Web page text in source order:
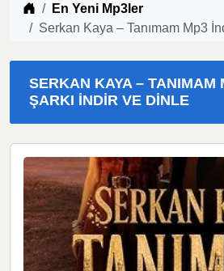
Müzik indir
En Yeni Mp3ler
Serkan Kaya – Tanımam Mp3
SERKAN KAYA – TANIMAM
ŞARKI İNDIR VE DINLE